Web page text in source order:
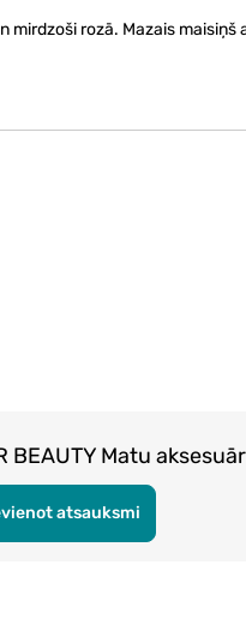
rozā. Mazais
BEAUTY Matu
atsauksmi